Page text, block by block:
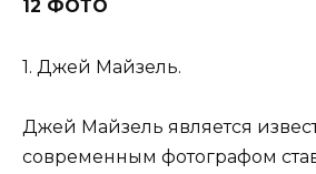
12 ФОТО
1. Джей Майзель.
Джей Майзель является
современным фотографом